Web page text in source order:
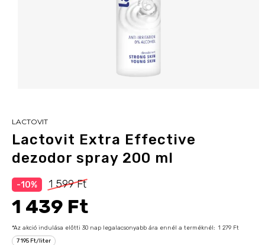
LACTOVIT
Lactovit Extra Effective
dezodor spray 200 ml
-10% 1 599 Ft
1 439 Ft
*Az akció indulása előtti 30 nap legalacsonyabb ára ennél a terméknél: 1 279 Ft
7 195 Ft/liter